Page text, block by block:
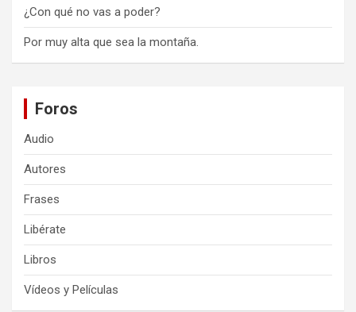
¿Con qué no vas a poder?
Por muy alta que sea la montaña.
Foros
Audio
Autores
Frases
Libérate
Libros
Vídeos y Películas